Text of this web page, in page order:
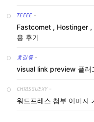
TEEEE -
Fastcomet , Hostinger ,
용 후기
홍길동 -
visual link preview 플러
CHRISSUEXY -
워드프레스 첨부 이미지